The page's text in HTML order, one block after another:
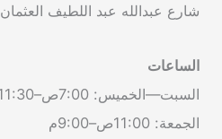
شارع عبدالله عبد اللطيف العثمان
الساعات
السبت—الخميس: 7:00ص–11:30م
الجمعة: 11:00ص–9:00م